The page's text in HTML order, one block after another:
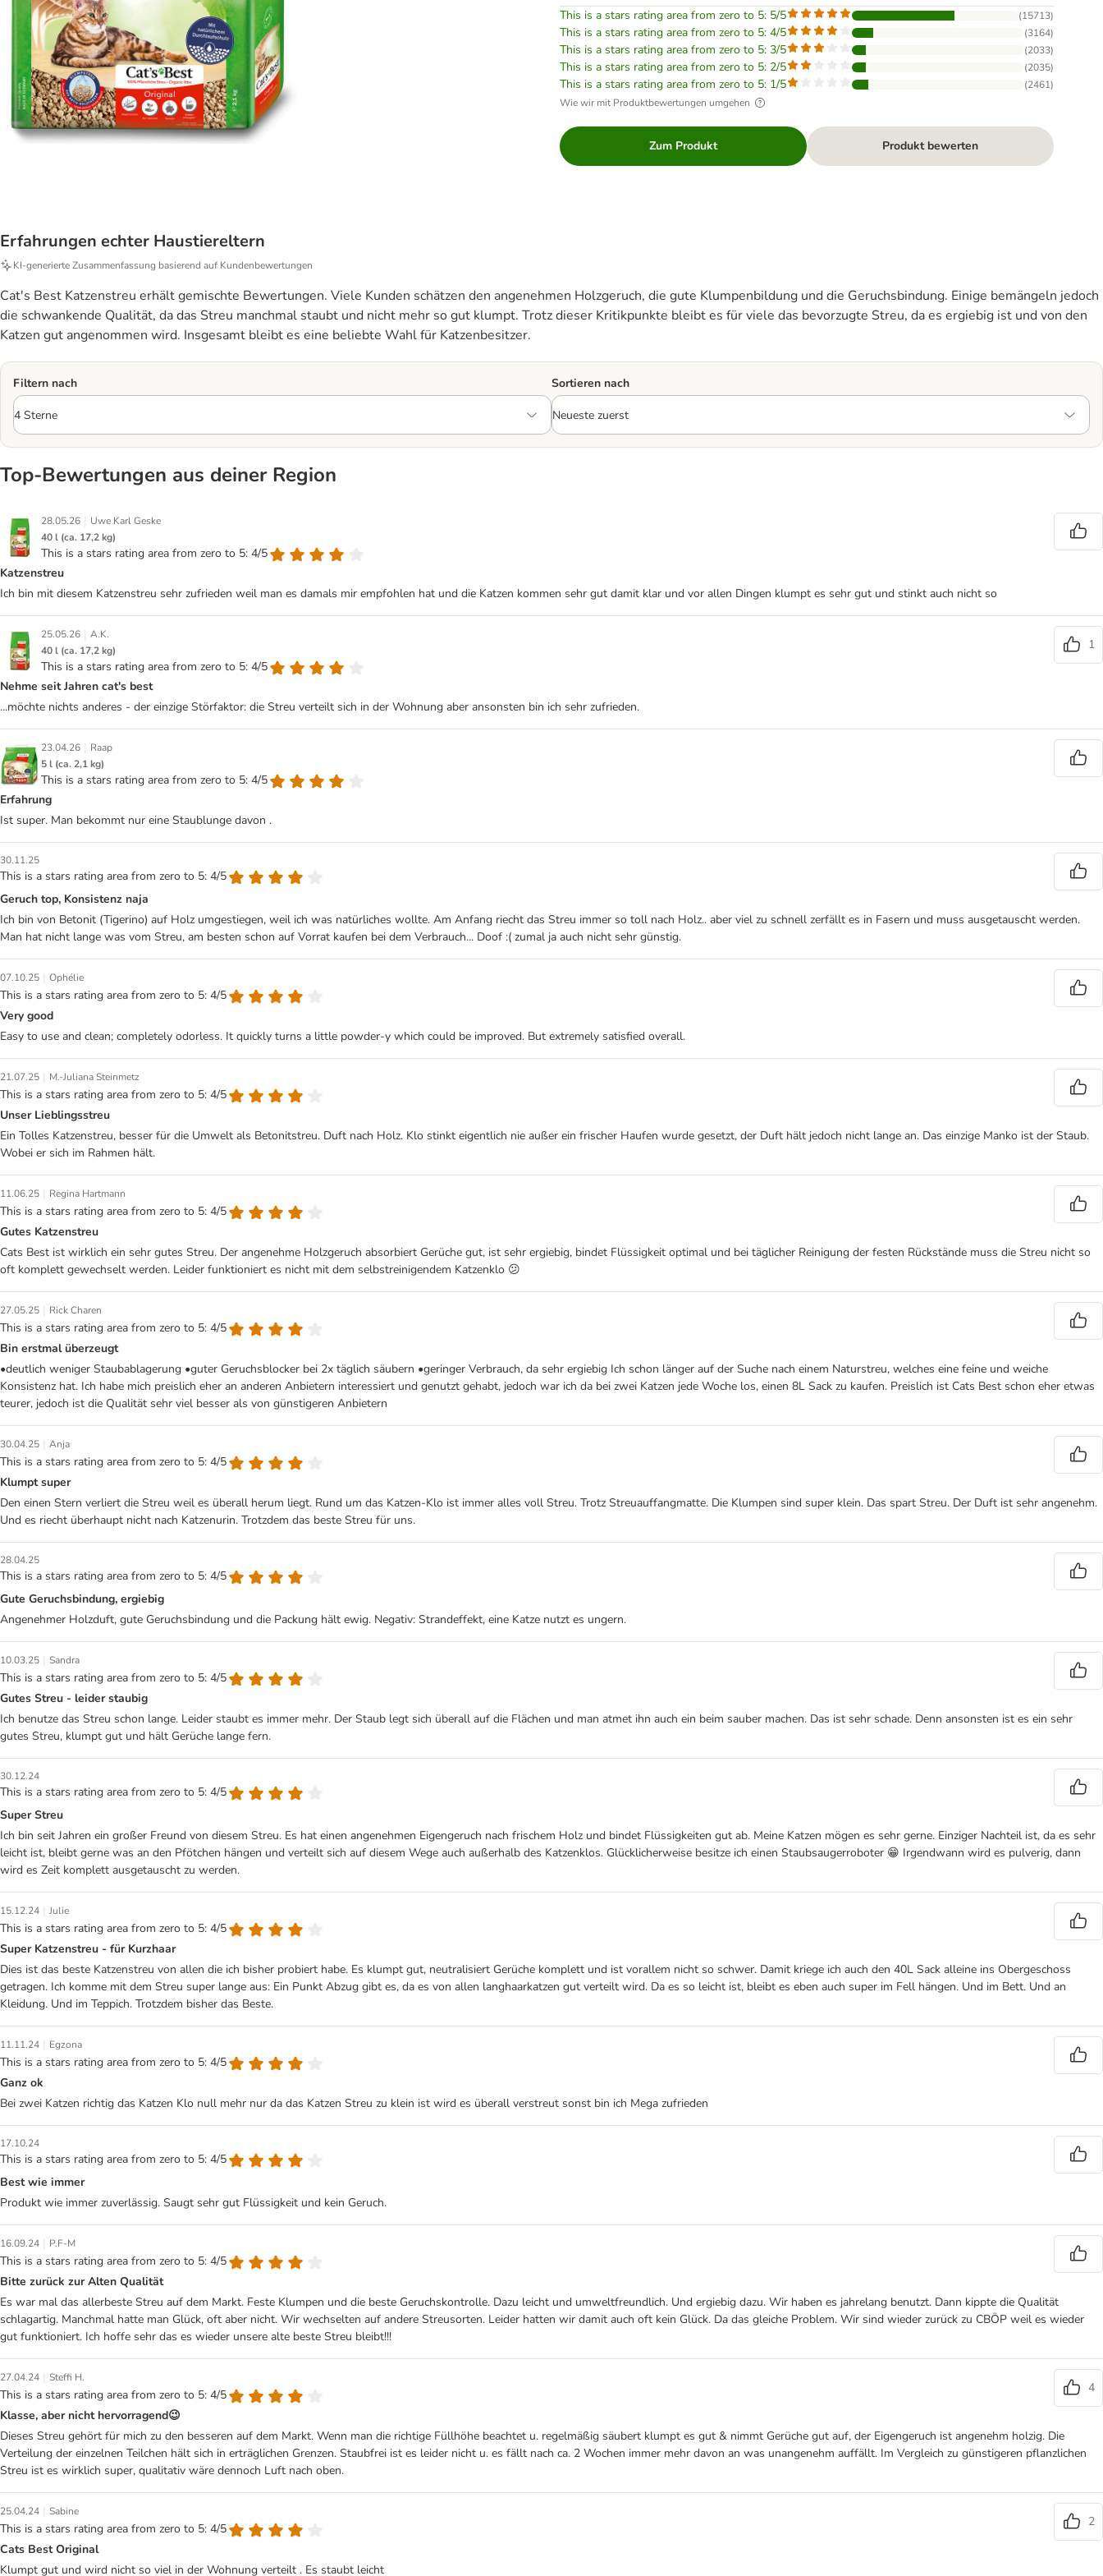
This is a stars rating area from zero to 5: 5/5
(15713)
This is a stars rating area from zero to 5: 4/5 (3164)
This is a stars rating area from zero to 5: 3/5 (2033)
This is a stars rating area from zero to 5: 2/5 (2035)
This is a stars rating area from zero to 5: 1/5 (2461)
Wie wir mit Produktbewertungen umgehen
Zum Produkt Produkt bewerten
Erfahrungen echter Haustiereltern
KI‑generierte Zusammenfassung basierend auf Kundenbewertungen
Cat's Best Katzenstreu erhält gemischte Bewertungen. Viele Kunden schätzen den angenehmen Holzgeruch, die gute Klumpenbildung und die Geruchsbindung. Einige bemängeln jedoch
die schwankende Qualität, da das Streu manchmal staubt und nicht mehr so gut klumpt. Trotz dieser Kritikpunkte bleibt es für viele das bevorzugte Streu, da es ergiebig ist und von den
Katzen gut angenommen wird. Insgesamt bleibt es eine beliebte Wahl für Katzenbesitzer.
Filtern nach Sortieren nach
Top‑Bewertungen aus deiner Region
28.05.26 | Uwe Karl Geske
40 l (ca. 17,2 kg)
This is a stars rating area from zero to 5: 4/5
Katzenstreu
Ich bin mit diesem Katzenstreu sehr zufrieden weil man es damals mir empfohlen hat und die Katzen kommen sehr gut damit klar und vor allen Dingen klumpt es sehr gut und stinkt auch nicht so
25.05.26 | A.K.
40 l (ca. 17,2 kg)
This is a stars rating area from zero to 5: 4/5
1
Nehme seit Jahren cat's best
...möchte nichts anderes - der einzige Störfaktor: die Streu verteilt sich in der Wohnung aber ansonsten bin ich sehr zufrieden.
23.04.26 | Raap
5 l (ca. 2,1 kg)
This is a stars rating area from zero to 5: 4/5
Erfahrung
Ist super. Man bekommt nur eine Staublunge davon .
30.11.25
This is a stars rating area from zero to 5: 4/5
Geruch top, Konsistenz naja
Ich bin von Betonit (Tigerino) auf Holz umgestiegen, weil ich was natürliches wollte. Am Anfang riecht das Streu immer so toll nach Holz.. aber viel zu schnell zerfällt es in Fasern und muss ausgetauscht werden.
Man hat nicht lange was vom Streu, am besten schon auf Vorrat kaufen bei dem Verbrauch... Doof :( zumal ja auch nicht sehr günstig.
07.10.25 | Ophélie
This is a stars rating area from zero to 5: 4/5
Very good
Easy to use and clean; completely odorless. It quickly turns a little powder-y which could be improved. But extremely satisfied overall.
21.07.25 | M.-Juliana Steinmetz
This is a stars rating area from zero to 5: 4/5
Unser Lieblingsstreu
Ein Tolles Katzenstreu, besser für die Umwelt als Betonitstreu. Duft nach Holz. Klo stinkt eigentlich nie außer ein frischer Haufen wurde gesetzt, der Duft hält jedoch nicht lange an. Das einzige Manko ist der Staub.
Wobei er sich im Rahmen hält.
11.06.25 | Regina Hartmann
This is a stars rating area from zero to 5: 4/5
Gutes Katzenstreu
Cats Best ist wirklich ein sehr gutes Streu. Der angenehme Holzgeruch absorbiert Gerüche gut, ist sehr ergiebig, bindet Flüssigkeit optimal und bei täglicher Reinigung der festen Rückstände muss die Streu nicht so
oft komplett gewechselt werden. Leider funktioniert es nicht mit dem selbstreinigendem Katzenklo 😕
27.05.25 | Rick Charen
This is a stars rating area from zero to 5: 4/5
Bin erstmal überzeugt
•deutlich weniger Staubablagerung •guter Geruchsblocker bei 2x täglich säubern •geringer Verbrauch, da sehr ergiebig Ich schon länger auf der Suche nach einem Naturstreu, welches eine feine und weiche
Konsistenz hat. Ich habe mich preislich eher an anderen Anbietern interessiert und genutzt gehabt, jedoch war ich da bei zwei Katzen jede Woche los, einen 8L Sack zu kaufen. Preislich ist Cats Best schon eher etwas
teurer, jedoch ist die Qualität sehr viel besser als von günstigeren Anbietern
30.04.25 | Anja
This is a stars rating area from zero to 5: 4/5
Klumpt super
Den einen Stern verliert die Streu weil es überall herum liegt. Rund um das Katzen-Klo ist immer alles voll Streu. Trotz Streuauffangmatte. Die Klumpen sind super klein. Das spart Streu. Der Duft ist sehr angenehm.
Und es riecht überhaupt nicht nach Katzenurin. Trotzdem das beste Streu für uns.
28.04.25
This is a stars rating area from zero to 5: 4/5
Gute Geruchsbindung, ergiebig
Angenehmer Holzduft, gute Geruchsbindung und die Packung hält ewig. Negativ: Strandeffekt, eine Katze nutzt es ungern.
10.03.25 | Sandra
This is a stars rating area from zero to 5: 4/5
Gutes Streu - leider staubig
Ich benutze das Streu schon lange. Leider staubt es immer mehr. Der Staub legt sich überall auf die Flächen und man atmet ihn auch ein beim sauber machen. Das ist sehr schade. Denn ansonsten ist es ein sehr
gutes Streu, klumpt gut und hält Gerüche lange fern.
30.12.24
This is a stars rating area from zero to 5: 4/5
Super Streu
Ich bin seit Jahren ein großer Freund von diesem Streu. Es hat einen angenehmen Eigengeruch nach frischem Holz und bindet Flüssigkeiten gut ab. Meine Katzen mögen es sehr gerne. Einziger Nachteil ist, da es sehr
leicht ist, bleibt gerne was an den Pfötchen hängen und verteilt sich auf diesem Wege auch außerhalb des Katzenklos. Glücklicherweise besitze ich einen Staubsaugerroboter 😁 Irgendwann wird es pulverig, dann
wird es Zeit komplett ausgetauscht zu werden.
15.12.24 | Julie
This is a stars rating area from zero to 5: 4/5
Super Katzenstreu - für Kurzhaar
Dies ist das beste Katzenstreu von allen die ich bisher probiert habe. Es klumpt gut, neutralisiert Gerüche komplett und ist vorallem nicht so schwer. Damit kriege ich auch den 40L Sack alleine ins Obergeschoss
getragen. Ich komme mit dem Streu super lange aus: Ein Punkt Abzug gibt es, da es von allen langhaarkatzen gut verteilt wird. Da es so leicht ist, bleibt es eben auch super im Fell hängen. Und im Bett. Und an
Kleidung. Und im Teppich. Trotzdem bisher das Beste.
11.11.24 | Egzona
This is a stars rating area from zero to 5: 4/5
Ganz ok
Bei zwei Katzen richtig das Katzen Klo null mehr nur da das Katzen Streu zu klein ist wird es überall verstreut sonst bin ich Mega zufrieden
17.10.24
This is a stars rating area from zero to 5: 4/5
Best wie immer
Produkt wie immer zuverlässig. Saugt sehr gut Flüssigkeit und kein Geruch.
16.09.24 | P.F-M
This is a stars rating area from zero to 5: 4/5
Bitte zurück zur Alten Qualität
Es war mal das allerbeste Streu auf dem Markt. Feste Klumpen und die beste Geruchskontrolle. Dazu leicht und umweltfreundlich. Und ergiebig dazu. Wir haben es jahrelang benutzt. Dann kippte die Qualität
schlagartig. Manchmal hatte man Glück, oft aber nicht. Wir wechselten auf andere Streusorten. Leider hatten wir damit auch oft kein Glück. Da das gleiche Problem. Wir sind wieder zurück zu CBÖP weil es wieder
gut funktioniert. Ich hoffe sehr das es wieder unsere alte beste Streu bleibt!!!
27.04.24 | Steffi H.
This is a stars rating area from zero to 5: 4/5
4
Klasse, aber nicht hervorragend😉
Dieses Streu gehört für mich zu den besseren auf dem Markt. Wenn man die richtige Füllhöhe beachtet u. regelmäßig säubert klumpt es gut & nimmt Gerüche gut auf, der Eigengeruch ist angenehm holzig. Die
Verteilung der einzelnen Teilchen hält sich in erträglichen Grenzen. Staubfrei ist es leider nicht u. es fällt nach ca. 2 Wochen immer mehr davon an was unangenehm auffällt. Im Vergleich zu günstigeren pflanzlichen
Streu ist es wirklich super, qualitativ wäre dennoch Luft nach oben.
25.04.24 | Sabine
This is a stars rating area from zero to 5: 4/5
2
Cats Best Original
Klumpt gut und wird nicht so viel in der Wohnung verteilt . Es staubt leicht